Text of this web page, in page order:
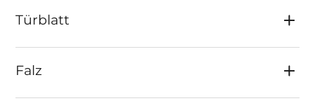
Türblatt
Falz